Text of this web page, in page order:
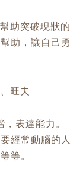
助突破現狀的
助，讓自己勇
旺夫
表達能力。
經常動腦的人
等。